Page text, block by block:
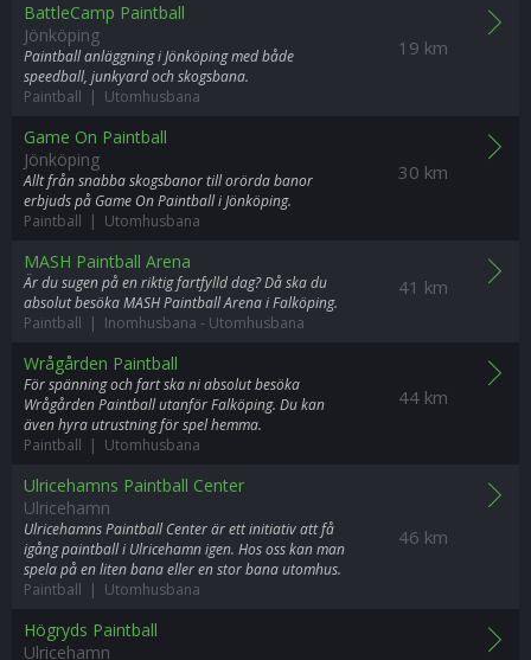
19 km
BattleCamp Paintball
Jönköping
Paintball anläggning i Jönköping med både
speedball, junkyard och skogsbana.
Paintball | Utomhusbana
30 km
Game On Paintball
Jönköping
Allt från snabba skogsbanor till orörda banor
erbjuds på Game On Paintball i Jönköping.
Paintball | Utomhusbana
41 km
MASH Paintball Arena
Är du sugen på en riktig fartfylld dag? Då ska du
absolut besöka MASH Paintball Arena i Falköping.
Paintball | Inomhusbana - Utomhusbana
44 km
Wrågården Paintball
För spänning och fart ska ni absolut besöka
Wrågården Paintball utanför Falköping. Du kan
även hyra utrustning för spel hemma.
Paintball | Utomhusbana
46 km
Ulricehamns Paintball Center
Ulricehamn
Ulricehamns Paintball Center är ett initiativ att få
igång paintball i Ulricehamn igen. Hos oss kan man
spela på en liten bana eller en stor bana utomhus.
Paintball | Utomhusbana
Högryds Paintball
Ulricehamn